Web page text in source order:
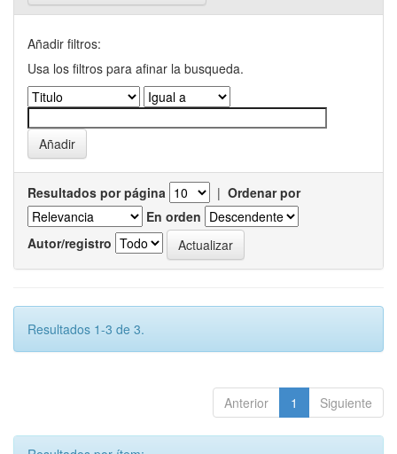
Añadir filtros:
Usa los filtros para afinar la busqueda.
Resultados por página | Ordenar por
En orden
Autor/registro
Resultados 1-3 de 3.
Anterior 1 Siguiente